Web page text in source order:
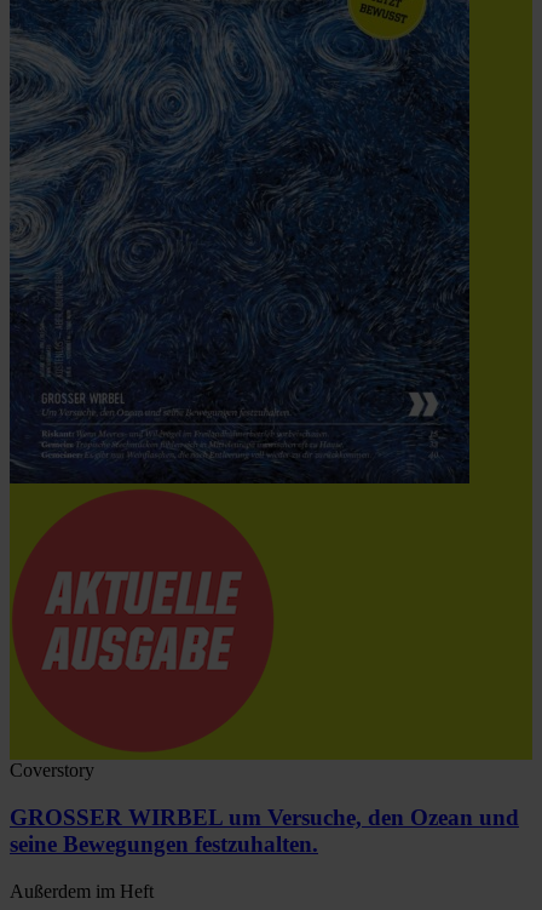
Coverstory
GROSSER WIRBEL um Versuche, den Ozean und
seine Bewegungen festzuhalten.
Außerdem im Heft